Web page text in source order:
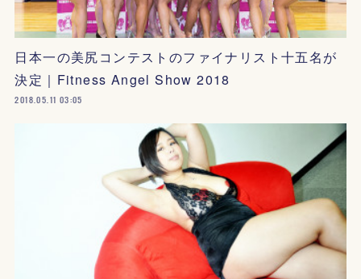
日本一の美尻コンテストのファイナリスト十五名が
決定｜Fitness Angel Show 2018
2018.05.11 03:05